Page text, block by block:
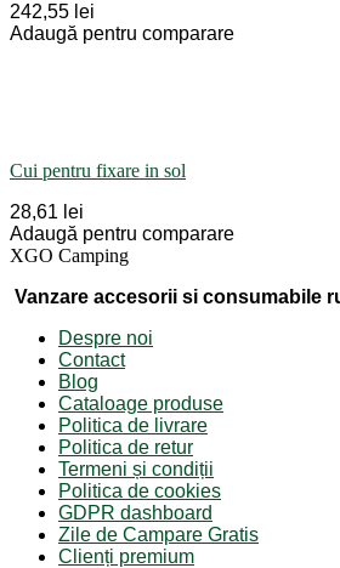
242,55 lei
Adaugă pentru comparare
Cui pentru fixare in sol
28,61 lei
Adaugă pentru comparare
XGO Camping
Vanzare accesorii si consumabile
Despre noi
Contact
Blog
Cataloage produse
Politica de livrare
Politica de retur
Termeni și condiții
Politica de cookies
GDPR dashboard
Zile de Campare Gratis
Clienți premium